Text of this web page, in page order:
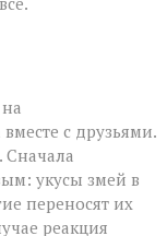
с друзьями.
Сначала
укусы змей в
переносят их
реакция